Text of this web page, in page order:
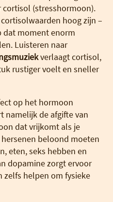
(stresshormoon).
hoog zijn –
dat moment enorm
Luisteren naar
verlaagt cortisol,
rustiger voelt en sneller
op het hormoon
namelijk de afgifte van
dat vrijkomt als je
beloond moeten
eten, seks hebben en
dopamine zorgt ervoor
zelfs helpen om fysieke